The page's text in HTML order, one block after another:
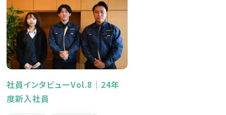
社員インタビューVol.8｜24年
度新入社員